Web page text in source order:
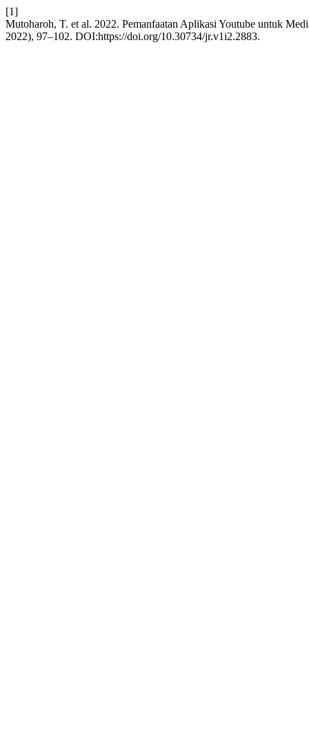
[1]
Mutoharoh, T. et al. 2022. Pemanfaatan Aplikasi Youtube untuk
2022), 97–102. DOI:https://doi.org/10.30734/jr.v1i2.2883.